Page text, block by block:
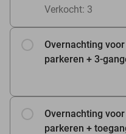
Verkocht: 3
Overnachting
parkeren + 3-
Overnachting
parkeren +